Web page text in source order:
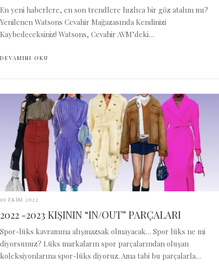
En yeni haberlere, en son trendlere hızlıca bir göz atalım mı?
Yenilenen Watsons Cevahir Mağazasında Kendinizi
Kaybedeceksiniz! Watsons, Cevahir AVM’deki…
DEVAMINI OKU
19 Ekim 2022
2022 -2023 KIŞININ “IN/OUT” PARÇALARI
Spor-lüks kavramına alışmazsak olmayacak… Spor lüks ne mi
diyorsunuz? Lüks markaların spor parçalarından oluşan
koleksiyonlarına spor-lüks diyoruz. Ama tabi bu parçalarla…